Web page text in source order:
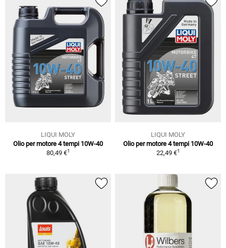
LIQUI MOLY
Olio per motore 4 tempi 10W-40
80,49 €1
LIQUI MOLY
Olio per motore 4 tempi 10W-40
22,49 €1